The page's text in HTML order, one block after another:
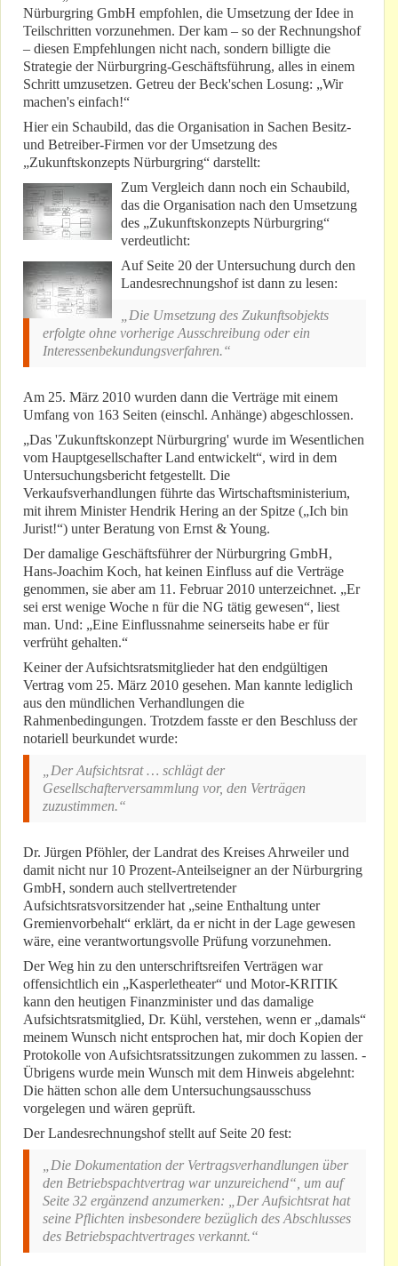
Nürburgring GmbH empfohlen, die Umsetzung der Idee in
Teilschritten vorzunehmen. Der kam – so der Rechnungshof
– diesen Empfehlungen nicht nach, sondern billigte die
Strategie der Nürburgring-Geschäftsführung, alles in einem
Schritt umzusetzen. Getreu der Beck'schen Losung: „Wir
machen's einfach!“
Hier ein Schaubild, das die Organisation in Sachen Besitz-
und Betreiber-Firmen vor der Umsetzung des
„Zukunftskonzepts Nürburgring“ darstellt:
Zum Vergleich dann noch ein Schaubild,
das die Organisation nach den Umsetzung
des „Zukunftskonzepts Nürburgring“
verdeutlicht:
Auf Seite 20 der Untersuchung durch den
Landesrechnungshof ist dann zu lesen:
„Die Umsetzung des Zukunftsobjekts
erfolgte ohne vorherige Ausschreibung oder ein
Interessenbekundungsverfahren.“
Am 25. März 2010 wurden dann die Verträge mit einem
Umfang von 163 Seiten (einschl. Anhänge) abgeschlossen.
„Das 'Zukunftskonzept Nürburgring' wurde im Wesentlichen
vom Hauptgesellschafter Land entwickelt“, wird in dem
Untersuchungsbericht fetgestellt. Die
Verkaufsverhandlungen führte das Wirtschaftsministerium,
mit ihrem Minister Hendrik Hering an der Spitze („Ich bin
Jurist!“) unter Beratung von Ernst & Young.
Der damalige Geschäftsführer der Nürburgring GmbH,
Hans-Joachim Koch, hat keinen Einfluss auf die Verträge
genommen, sie aber am 11. Februar 2010 unterzeichnet. „Er
sei erst wenige Woche n für die NG tätig gewesen“, liest
man. Und: „Eine Einflussnahme seinerseits habe er für
verfrüht gehalten.“
Keiner der Aufsichtsratsmitglieder hat den endgültigen
Vertrag vom 25. März 2010 gesehen. Man kannte lediglich
aus den mündlichen Verhandlungen die
Rahmenbedingungen. Trotzdem fasste er den Beschluss der
notariell beurkundet wurde:
„Der Aufsichtsrat … schlägt der
Gesellschafterversammlung vor, den Verträgen
zuzustimmen.“
Dr. Jürgen Pföhler, der Landrat des Kreises Ahrweiler und
damit nicht nur 10 Prozent-Anteilseigner an der Nürburgring
GmbH, sondern auch stellvertretender
Aufsichtsratsvorsitzender hat „seine Enthaltung unter
Gremienvorbehalt“ erklärt, da er nicht in der Lage gewesen
wäre, eine verantwortungsvolle Prüfung vorzunehmen.
Der Weg hin zu den unterschriftsreifen Verträgen war
offensichtlich ein „Kasperletheater“ und Motor-KRITIK
kann den heutigen Finanzminister und das damalige
Aufsichtsratsmitglied, Dr. Kühl, verstehen, wenn er „damals“
meinem Wunsch nicht entsprochen hat, mir doch Kopien der
Protokolle von Aufsichtsratssitzungen zukommen zu lassen. -
Übrigens wurde mein Wunsch mit dem Hinweis abgelehnt:
Die hätten schon alle dem Untersuchungsausschuss
vorgelegen und wären geprüft.
Der Landesrechnungshof stellt auf Seite 20 fest:
„Die Dokumentation der Vertragsverhandlungen über
den Betriebspachtvertrag war unzureichend“, um auf
Seite 32 ergänzend anzumerken: „Der Aufsichtsrat hat
seine Pflichten insbesondere bezüglich des Abschlusses
des Betriebspachtvertrages verkannt.“